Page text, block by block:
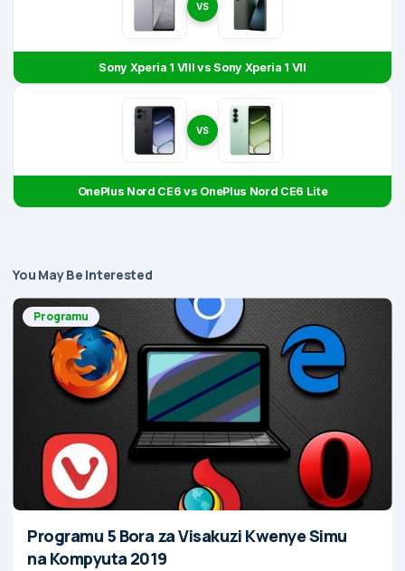
VS
Sony Xperia 1 VIII vs Sony Xperia 1 VII
VS
OnePlus Nord CE6 vs OnePlus Nord CE6 Lite
You May Be Interested
Programu
Programu 5 Bora za Visakuzi Kwenye Simu
na Kompyuta 2019